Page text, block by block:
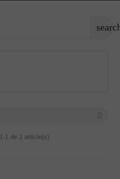

1 de 1 article(s)